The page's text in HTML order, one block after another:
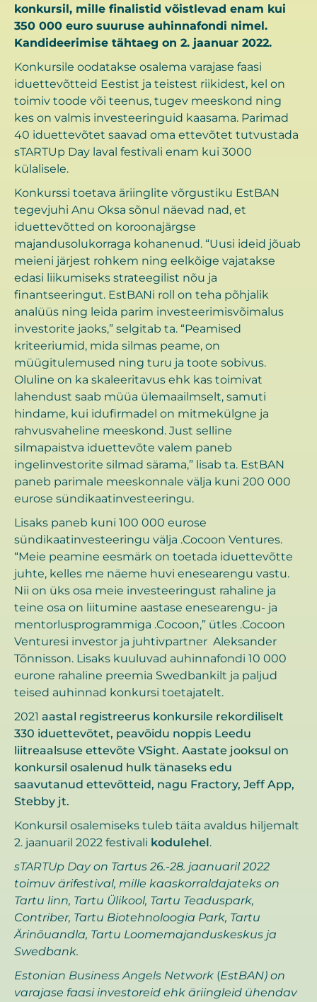
konkursil, mille finalistid võistlevad enam kui
350 000 euro suuruse auhinnafondi nimel.
Kandideerimise tähtaeg on 2. jaanuar 2022.
Konkursile oodatakse osalema varajase faasi
iduettevõtteid Eestist ja teistest riikidest, kel on
toimiv toode või teenus, tugev meeskond ning
kes on valmis investeeringuid kaasama. Parimad
40 iduettevõtet saavad oma ettevõtet tutvustada
sTARTUp Day laval festivali enam kui 3000
külalisele.
Konkurssi toetava äriinglite võrgustiku EstBAN
tegevjuhi Anu Oksa sõnul näevad nad, et
iduettevõtted on koroonajärgse
majandusolukorraga kohanenud. “Uusi ideid jõuab
meieni järjest rohkem ning eelkõige vajatakse
edasi liikumiseks strateegilist nõu ja
finantseeringut. EstBANi roll on teha põhjalik
analüüs ning leida parim investeerimisvõimalus
investorite jaoks,” selgitab ta. “Peamised
kriteeriumid, mida silmas peame, on
müügitulemused ning turu ja toote sobivus.
Oluline on ka skaleeritavus ehk kas toimivat
lahendust saab müüa ülemaailmselt, samuti
hindame, kui idufirmadel on mitmekülgne ja
rahvusvaheline meeskond. Just selline
silmapaistva iduettevõte valem paneb
ingelinvestorite silmad särama,” lisab ta. EstBAN
paneb parimale meeskonnale välja kuni 200 000
eurose sündikaatinvesteeringu.
Lisaks paneb kuni 100 000 eurose
sündikaatinvesteeringu välja .Cocoon Ventures.
“Meie peamine eesmärk on toetada iduettevõtte
juhte, kelles me näeme huvi enesearengu vastu.
Nii on üks osa meie investeeringust rahaline ja
teine osa on liitumine aastase enesearengu- ja
mentorlusprogrammiga .Cocoon,” ütles .Cocoon
Venturesi investor ja juhtivpartner Aleksander
Tõnnisson. Lisaks kuuluvad auhinnafondi 10 000
eurone rahaline preemia Swedbankilt ja paljud
teised auhinnad konkursi toetajatelt.
2021 aastal registreerus konkursile rekordiliselt
330 iduettevõtet, peavõidu noppis Leedu
liitreaalsuse ettevõte VSight. Aastate jooksul on
konkursil osalenud hulk tänaseks edu
saavutanud ettevõtteid, nagu Fractory, Jeff App,
Stebby jt.
Konkursil osalemiseks tuleb täita avaldus hiljemalt
2. jaanuaril 2022 festivali kodulehel.
sTARTUp Dayon Tartus 26.-28. jaanuaril 2022
toimuv ärifestival, mille kaaskorraldajateks on
Tartu linn, Tartu Ülikool, Tartu Teaduspark,
Contriber, Tartu Biotehnoloogia Park, Tartu
Ärinõuandla, Tartu Loomemajanduskeskus ja
Swedbank.
Estonian Business Angels Network (EstBAN) on
varajase faasi investoreid ehk äriingleid ühendav